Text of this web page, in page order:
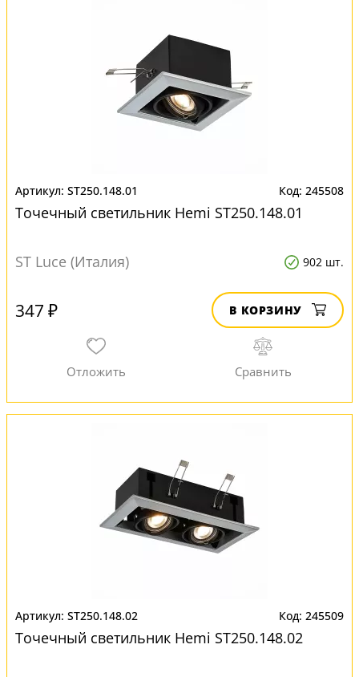
ST250.148.01 245508
Точечный светильник Hemi ST250.148.01
ST Luce (Италия) 902 шт.
347 ₽ В КОРЗИНУ
ST250.148.02 245509
Точечный светильник Hemi ST250.148.02